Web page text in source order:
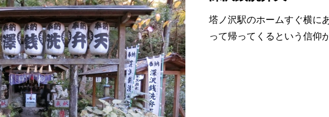
塔ノ沢駅のホームすぐ横に
って帰ってくるという信仰